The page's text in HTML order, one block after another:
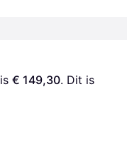
is € 149,30. Dit is